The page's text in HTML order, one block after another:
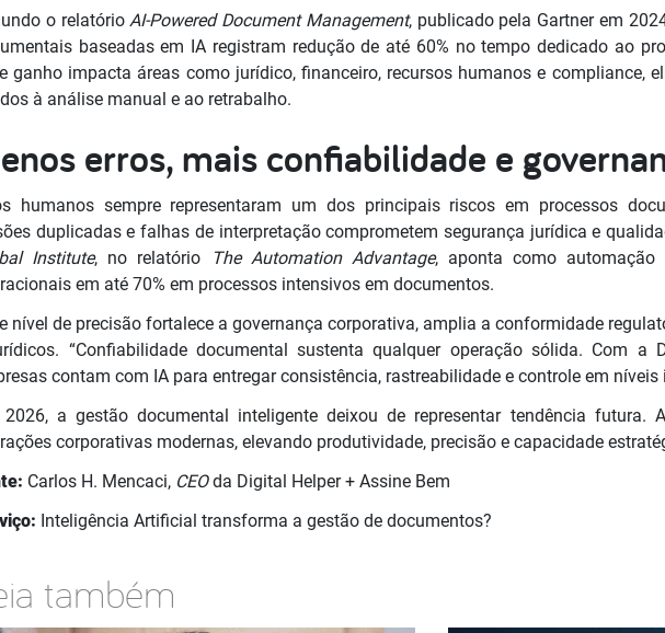
o relatório AI-Powered Document Management, publicado pela Gartner em
baseadas em IA registram redução de até 60% no tempo dedicado ao
ganho impacta áreas como jurídico, financeiro, recursos humanos e compliance,
à análise manual e ao retrabalho.
erros, mais confiabilidade e
humanos sempre representaram um dos principais riscos em processos
duplicadas e falhas de interpretação comprometem segurança jurídica e
Institute, no relatório The Automation Advantage, aponta como
em até 70% em processos intensivos em documentos.
nível de precisão fortalece a governança corporativa, amplia a conformidade
“Confiabilidade documental sustenta qualquer operação sólida. Com a
contam com IA para entregar consistência, rastreabilidade e controle em
2026, a gestão documental inteligente deixou de representar tendência
corporativas modernas, elevando produtividade, precisão e capacidade
Carlos H. Mencaci, CEOda Digital Helper + Assine Bem
Inteligência Artificial transforma a gestão de documentos?
também